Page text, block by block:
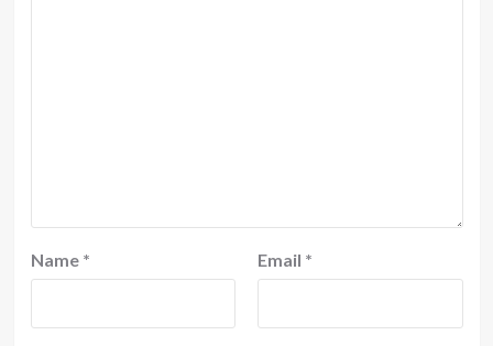
Name * Email *